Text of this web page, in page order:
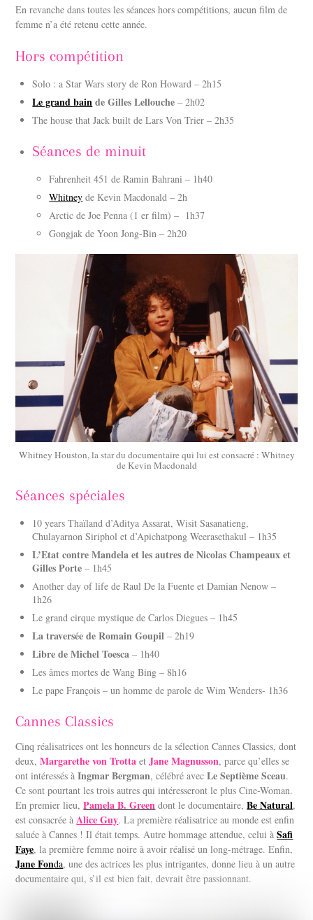
En revanche dans toutes les séances hors compétitions, aucun film de
femme n’a été retenu cette année.
Hors compétition
Solo : a Star Wars story de Ron Howard – 2h15
Le grand bainde Gilles Lellouche – 2h02
The house that Jack built de Lars Von Trier – 2h35
Séances de minuit
Fahrenheit 451 de Ramin Bahrani – 1h40
Whitney de Kevin Macdonald – 2h
Arctic de Joe Penna (1 er film) – 1h37
Gongjak de Yoon Jong-Bin – 2h20
Whitney Houston, la star du documentaire qui lui est consacré : Whitney
de Kevin Macdonald
Séances spéciales
10 years Thaïland d’Aditya Assarat, Wisit Sasanatieng,
Chulayarnon Siriphol et d’Apichatpong Weerasethakul – 1h35
L’Etat contre Mandela et les autres de Nicolas Champeaux et
Gilles Porte – 1h45
Another day of life de Raul De la Fuente et Damian Nenow –
1h26
Le grand cirque mystique de Carlos Diegues – 1h45
La traversée de Romain Goupil – 2h19
Libre de Michel Toesca – 1h40
Les âmes mortes de Wang Bing – 8h16
Le pape François – un homme de parole de Wim Wenders- 1h36
Cannes Classics
Cinq réalisatrices ont les honneurs de la sélection Cannes Classics, dont
deux,Margarethe von Trotta etJane Magnusson, parce qu’elles se
ont intéressés àIngmar Bergman, célébré avecLe Septième Sceau.
Ce sont pourtant les trois autres qui intéresseront le plus Cine-Woman.
En premier lieu,Pamela B. Green dont le documentaire,Be Natural,
est consacrée àAlice Guy. La première réalisatrice au monde est enfin
saluée à Cannes ! Il était temps. Autre hommage attendue, celui àSafi
Faye, la première femme noire à avoir réalisé un long-métrage. Enfin,
Jane Fonda, une des actrices les plus intrigantes, donne lieu à un autre
documentaire qui, s’il est bien fait, devrait être passionnant.